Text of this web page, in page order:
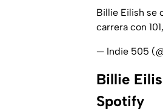
Billie Eilish se
carrera con
— Indie 505
Billie
Spotify